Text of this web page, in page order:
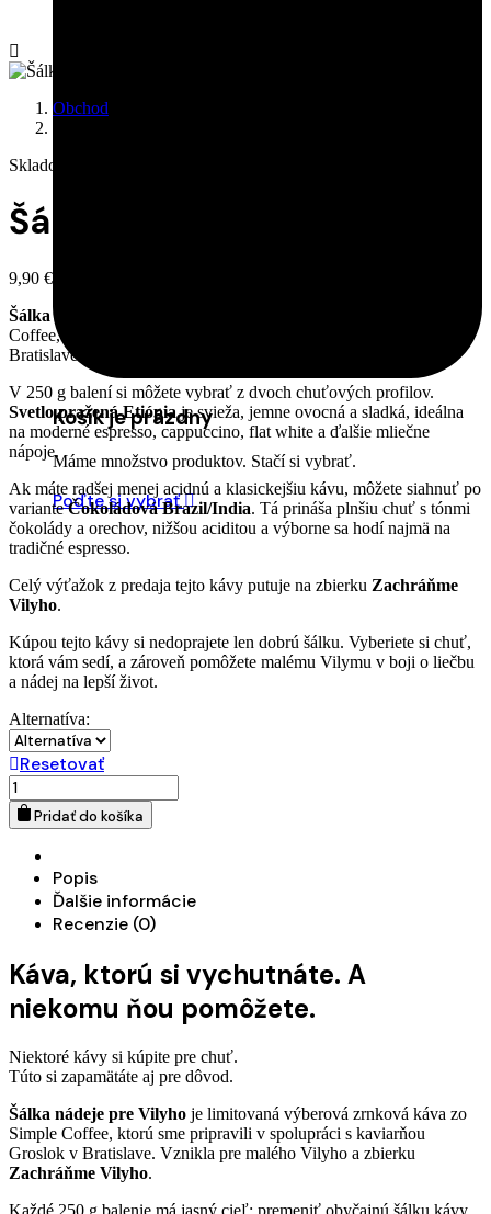
Košík je prázdny
Máme množstvo produktov. Stačí si vybrať.
Poďte si vybrať
Obchod
Skladom
Šálka nádeje pre Vilyho
9,90 €
Šálka nádeje pre Vilyho
Coffee, ktorú sme pripravili v spolupráci s kaviarňou Groslok v
Bratislave.
V 250 g balení si môžete vybrať z dvoch chuťových profilov.
Svetlo pražená Etiópiaje svieža, jemne ovocná a sladká, ideálna
na moderné espresso, cappuccino, flat white a ďalšie mliečne
nápoje.
Ak máte radšej menej acidnú a klasickejšiu kávu, môžete siahnuť po
varianteČokoládová Brazil/India. Tá prináša plnšiu chuť s tónmi
čokolády a orechov, nižšou aciditou a výborne sa hodí najmä na
tradičné espresso.
Celý výťažok z predaja tejto kávy putuje na zbierku Zachráňme
Vilyho.
Kúpou tejto kávy si nedoprajete len dobrú šálku. Vyberiete si chuť,
ktorá vám sedí, a zároveň pomôžete malému Vilymu v boji o liečbu
a nádej na lepší život.
Alternatíva:
Resetovať
množstvo
Šálka
nádeje
Vilyho
Pridať do košíka
Popis
Ďalšie informácie
Recenzie (0)
Káva, ktorú si vychutnáte. A
niekomu ňou pomôžete.
Niektoré kávy si kúpite pre chuť.
Túto si zapamätáte aj pre dôvod.
Šálka nádeje pre Vilyho je limitovaná výberová zrnková káva zo
Simple Coffee, ktorú sme pripravili v spolupráci s kaviarňou
Groslok v Bratislave. Vznikla pre malého Vilyho a zbierku
Zachráňme Vilyho.
Každé 250 g balenie má jasný cieľ: premeniť obyčajnú šálku kávy